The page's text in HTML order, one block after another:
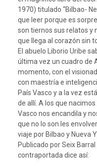
1970) titulado “Bilbao-
que leer porque es
son tiernos sus relatos y
que llega al corazón sin
El abuelo Liborio Uribe
última vez un cuadro de
momento, con el
con maestría e
País Vasco y a la vez
de allí. A los que
Vasco nos encandila y
que no lo son les
viaje por Bilbao y Nueva
Publicado por Seix
contraportada dice así: